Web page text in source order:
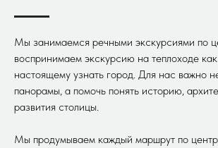
Мы занимаемся речными экскурсиями по
воспринимаем экскурсию на теплоходе
настоящему узнать город. Для нас важно
панорамы, а помочь понять историю,
развития столицы.
Мы продумываем каждый маршрут по